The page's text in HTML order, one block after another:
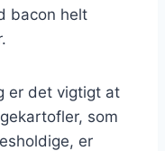
bacon helt
er det vigtigt at
som
er